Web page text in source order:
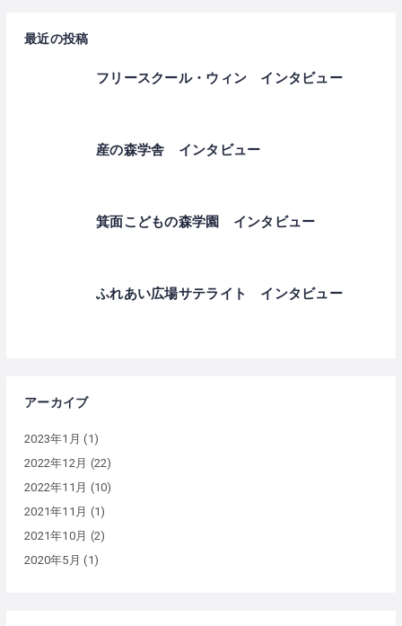
最近の投稿
フリースクール・ウィン インタビュー
産の森学舎 インタビュー
箕面こどもの森学園 インタビュー
ふれあい広場サテライト インタビュー
アーカイブ
2023年1月 (1)
2022年12月 (22)
2022年11月 (10)
2021年11月 (1)
2021年10月 (2)
2020年5月 (1)